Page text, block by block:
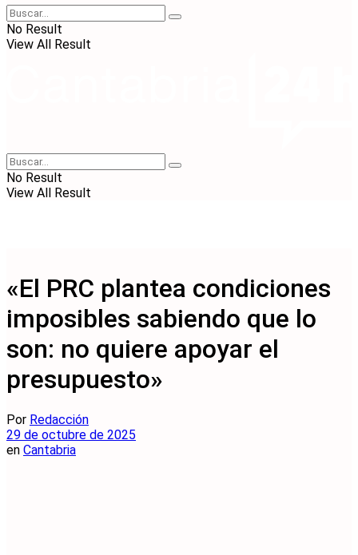
No Result
View All Result
No Result
View All Result
«El PRC plantea condiciones
imposibles sabiendo que lo
son: no quiere apoyar el
presupuesto»
Por Redacción
29 de octubre de 2025
en Cantabria